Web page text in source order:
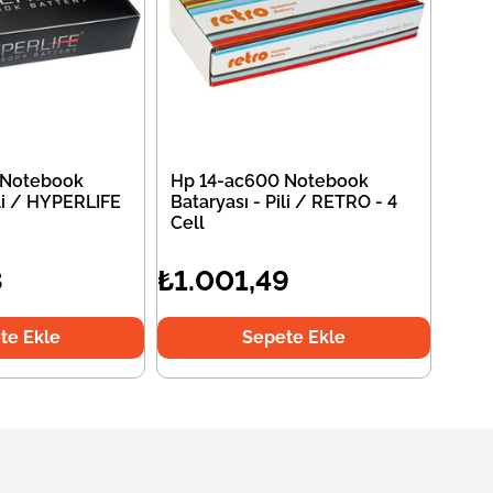
/ HYPERLIFE
Ekle
Hp 14-ac600 Notebook
Bataryası - Pili / RETRO - 4
Cell
₺1.001,49
Sepete Ekle